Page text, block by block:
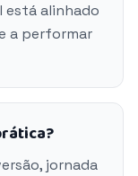
está alinhado
a performar
jornada